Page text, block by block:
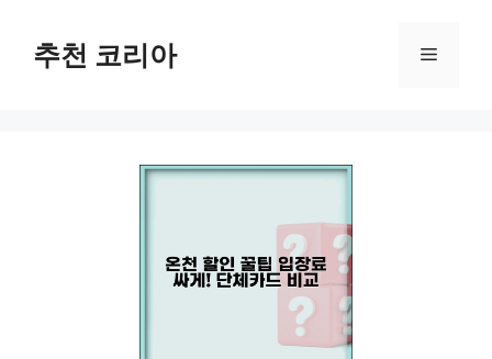
추천 코리아 메